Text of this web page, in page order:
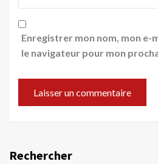
Enregistrer mon nom, mon e-
le navigateur pour mon
Rechercher